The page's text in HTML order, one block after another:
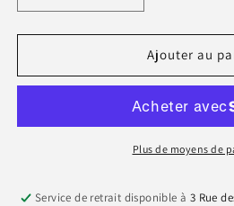
la
quantité
Spray
–
la
quantité
Spray
Bio
–
Urgences
Ajouter au
Plus de moyens de
Service de retrait disponible à 3 Rue